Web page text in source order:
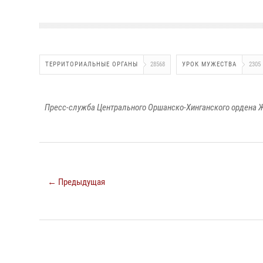
ТЕРРИТОРИАЛЬНЫЕ ОРГАНЫ 28568 УРОК МУЖЕСТВА 2305
Пресс-служба Центрального Оршанско-Хинганского ордена
← Предыдущая